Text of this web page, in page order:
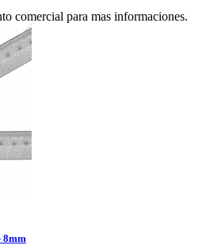
comercial para mas informaciones.
8mm